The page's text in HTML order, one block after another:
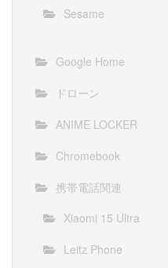
Sesame
Google Home
ドローン
ANIME LOCKER
Chromebook
携帯電話関連
Xiaomi 15 Ultra
Leitz Phone